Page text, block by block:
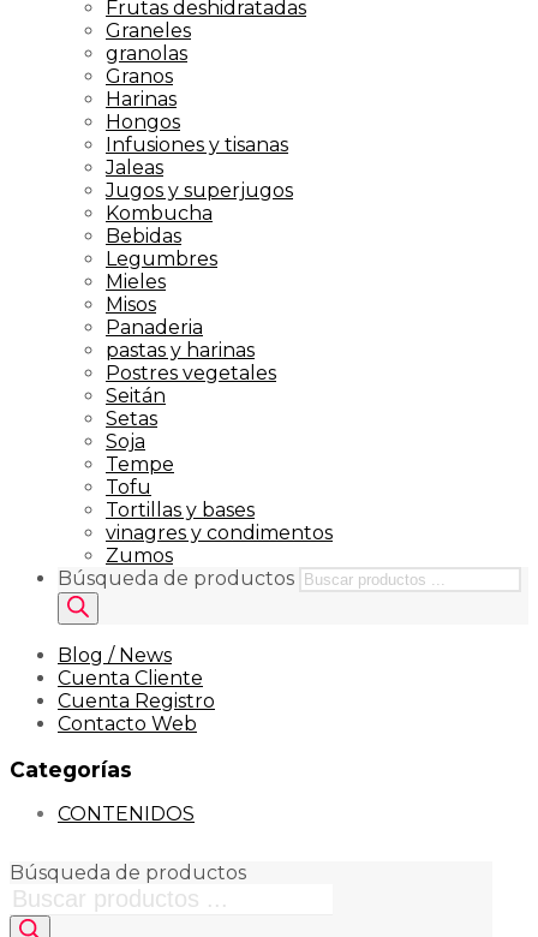
Frutas deshidratadas
Graneles
granolas
Granos
Harinas
Hongos
Infusiones y tisanas
Jaleas
Jugos y superjugos
Kombucha
Bebidas
Legumbres
Mieles
Misos
Panaderia
pastas y harinas
Postres vegetales
Seitán
Setas
Soja
Tempe
Tofu
Tortillas y bases
vinagres y condimentos
Zumos
Búsqueda de productos
Blog / News
Cuenta Cliente
Cuenta Registro
Contacto Web
Categorías
CONTENIDOS
Búsqueda de productos